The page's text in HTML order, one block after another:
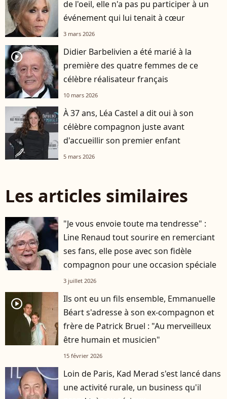
de l'oeil, elle n'a pas pu participer à un
événement qui lui tenait à cœur
3 mars 2026
player2
Didier Barbelivien a été marié à la
première des quatre femmes de ce
célèbre réalisateur français
10 mars 2026
À 37 ans, Léa Castel a dit oui à son
célèbre compagnon juste avant
d'accueillir son premier enfant
5 mars 2026
Les articles similaires
"Je vous envoie toute ma tendresse" :
Line Renaud tout sourire en remerciant
ses fans, elle pose avec son fidèle
compagnon pour une occasion spéciale
3 juillet 2026
player2
Ils ont eu un fils ensemble, Emmanuelle
Béart s'adresse à son ex-compagnon et
frère de Patrick Bruel : "Au merveilleux
être humain et musicien"
15 février 2026
Loin de Paris, Kad Merad s'est lancé dans
une activité rurale, un business qu'il